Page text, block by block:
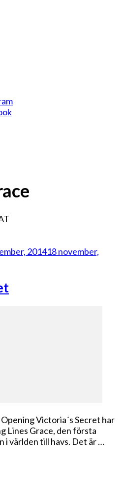
201418 november,
Victoria´s Secret har
Lines Grace, den första
i världen till havs. Det är …